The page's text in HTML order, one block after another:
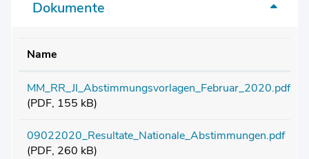
Dokumente
Name
MM_RR_JI_Abstimmungsvorlagen_Februar_2020.pdf
(PDF, 155 kB)
09022020_Resultate_Nationale_Abstimmungen.pdf
(PDF, 260 kB)